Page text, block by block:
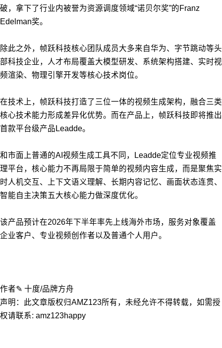
破，拿下了行业内被誉为资源调度领域“诺贝尔奖”的Franz
Edelman奖。
除此之外，帧跃科技核心团队成员大多来自华为、字节跳动等头
部科技企业，人才布局覆盖大模型研发、系统架构搭建、实时视
频渲染、物理引擎开发等核心技术岗位。
在技术上，帧跃科技打造了三位一体的视频生成架构，融合三类
核心技术能力形成差异化优势。而在产品上，帧跃科技即将推出
首款平台级产品Leadde。
和市面上普通的AI视频生成工具不同，Leadde定位专业视频推
理平台，核心能力不再局限于简单的视频内容生成，而是聚焦实
时人机交互、上下文语义理解、长期内容记忆、画面状态连贯、
智能自主决策五大核心能力做深度优化。
该产品预计在2026年下半年率先上线海外市场，服务对象覆盖
企业客户、专业视频创作者以及普通个人用户。
作者✎ 十度/品牌方舟
声明：此文章版权归AMZ123所有，未经允许不得转载，如需授
权请联系: amz123happy